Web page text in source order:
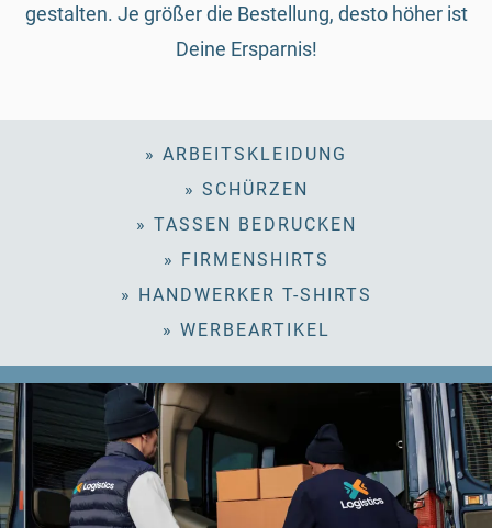
gestalten. Je größer die Bestellung, desto höher ist
Deine Ersparnis!
» ARBEITSKLEIDUNG
» SCHÜRZEN
» TASSEN BEDRUCKEN
» FIRMENSHIRTS
» HANDWERKER T-SHIRTS
» WERBEARTIKEL